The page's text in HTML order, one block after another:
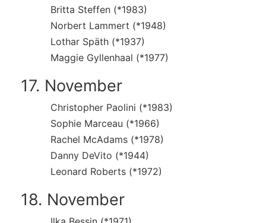
Britta Steffen (*1983)
Norbert Lammert (*1948)
Lothar Späth (*1937)
Maggie Gyllenhaal (*1977)
17. November
Christopher Paolini (*1983)
Sophie Marceau (*1966)
Rachel McAdams (*1978)
Danny DeVito (*1944)
Leonard Roberts (*1972)
18. November